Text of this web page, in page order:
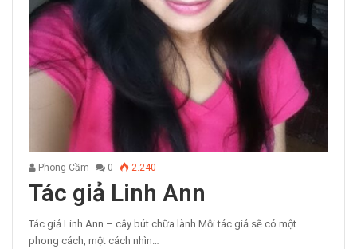
Phong Cầm 0 2.240
Tác giả Linh Ann
Tác giả Linh Ann – cây bút chữa lành Mỗi tác giả sẽ có một
phong cách, một cách nhìn…